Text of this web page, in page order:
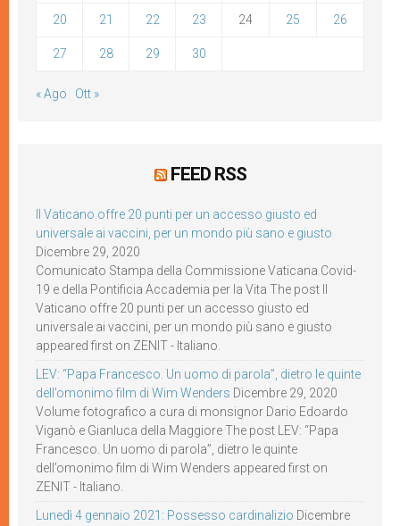
20 21 22 23 24 25 26
27 28 29 30
« Ago Ott »
FEED RSS
Il Vaticano offre 20 punti per un accesso giusto ed
universale ai vaccini, per un mondo più sano e giusto
Dicembre 29, 2020
Comunicato Stampa della Commissione Vaticana Covid-
19 e della Pontificia Accademia per la Vita The post Il
Vaticano offre 20 punti per un accesso giusto ed
universale ai vaccini, per un mondo più sano e giusto
appeared first on ZENIT - Italiano.
LEV: “Papa Francesco. Un uomo di parola”, dietro le quinte
dell’omonimo film di Wim Wenders Dicembre 29, 2020
Volume fotografico a cura di monsignor Dario Edoardo
Viganò e Gianluca della Maggiore The post LEV: “Papa
Francesco. Un uomo di parola”, dietro le quinte
dell’omonimo film di Wim Wenders appeared first on
ZENIT - Italiano.
Lunedì 4 gennaio 2021: Possesso cardinalizio Dicembre